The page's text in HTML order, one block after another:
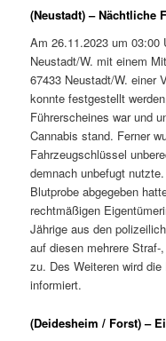
(Neustadt) – Nächtliche
Am 26.11.2023 um 03:00
Neustadt/W. mit einem
67433 Neustadt/W. einer
konnte festgestellt
Führerscheines war und
Cannabis stand. Ferner
Fahrzeugschlüssel
demnach unbefugt
Blutprobe abgegeben
rechtmäßigen
Jährige aus den
auf diesen mehrere
zu. Des Weiteren wird
informiert.
(Deidesheim / Forst) –